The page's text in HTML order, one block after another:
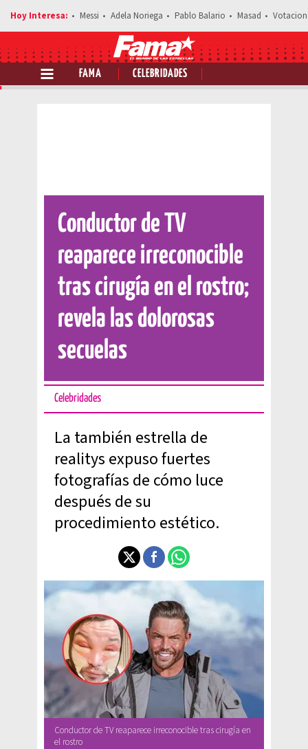
Messi Adela Noriega Pablo Balario Masad
FAMA CELEBRIDADES
Comparte esta noticia
Conductor de TV
reaparece irreconocible
tras cirugía en el rostro;
revela las dolorosas
secuelas
Celebridades
La también estrella de
realitys expuso fuertes
fotografías de cómo luce
después de su
procedimiento estético.
Conductor de TV reaparece irreconocible tras cirugía en
el rostro